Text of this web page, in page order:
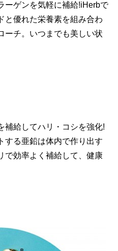
ーゲンを気軽に補給!iHerbで
と優れた栄養素を組み合わ
ーチ。いつまでも美しい状
補給してハリ・コシを強化!
する亜鉛は体内で作り出す
で効率よく補給して、健康